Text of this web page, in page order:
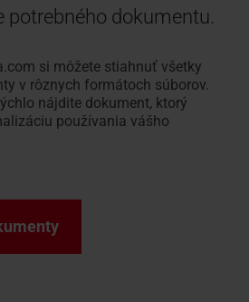
potrebného dokumentu.
si môžete stiahnuť všetky
v rôznych formátoch súborov.
nájdite dokument, ktorý
používania vášho